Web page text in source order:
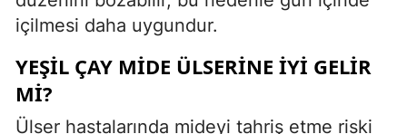
içilmesi daha uygundur.
YEŞIL ÇAY MIDE ÜLSERINE İYI GELIR
MI?
Ülser hastalarında mideyi tahriş etme riski